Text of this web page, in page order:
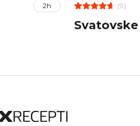
2h (9)